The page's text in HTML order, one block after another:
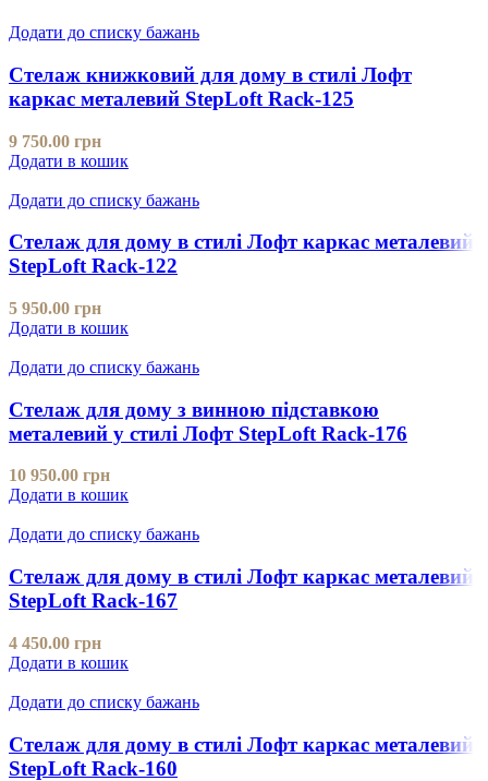
Додати до списку бажань
Стелаж книжковий для дому в стилі Лофт
каркас металевий StepLoft Rack-125
9 750.00 грн
Додати в кошик
Додати до списку бажань
Стелаж для дому в стилі Лофт каркас металевий
StepLoft Rack-122
5 950.00 грн
Додати в кошик
Додати до списку бажань
Стелаж для дому з винною підставкою
металевий у стилі Лофт StepLoft Rack-176
10 950.00 грн
Додати в кошик
Додати до списку бажань
Стелаж для дому в стилі Лофт каркас металевий
StepLoft Rack-167
4 450.00 грн
Додати в кошик
Додати до списку бажань
Стелаж для дому в стилі Лофт каркас металевий
StepLoft Rack-160